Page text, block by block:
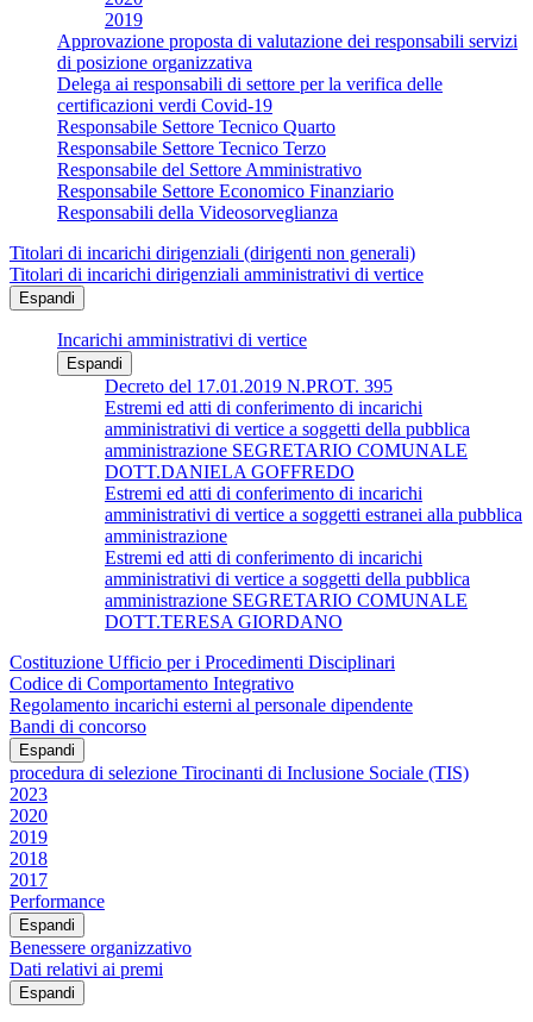
2019
Approvazione proposta di valutazione dei responsabili servizi
di posizione organizzativa
Delega ai responsabili di settore per la verifica delle
certificazioni verdi Covid-19
Responsabile Settore Tecnico Quarto
Responsabile Settore Tecnico Terzo
Responsabile del Settore Amministrativo
Responsabile Settore Economico Finanziario
Responsabili della Videosorveglianza
Titolari di incarichi dirigenziali (dirigenti non generali)
Titolari di incarichi dirigenziali amministrativi di vertice
Espandi
Incarichi amministrativi di vertice
Espandi
Decreto del 17.01.2019 N.PROT. 395
Estremi ed atti di conferimento di incarichi
amministrativi di vertice a soggetti della pubblica
amministrazione SEGRETARIO COMUNALE
DOTT.DANIELA GOFFREDO
Estremi ed atti di conferimento di incarichi
amministrativi di vertice a soggetti estranei alla pubblica
amministrazione
Estremi ed atti di conferimento di incarichi
amministrativi di vertice a soggetti della pubblica
amministrazione SEGRETARIO COMUNALE
DOTT.TERESA GIORDANO
Costituzione Ufficio per i Procedimenti Disciplinari
Codice di Comportamento Integrativo
Regolamento incarichi esterni al personale dipendente
Bandi di concorso
Espandi
procedura di selezione Tirocinanti di Inclusione Sociale (TIS)
2023
2020
2019
2018
2017
Performance
Espandi
Benessere organizzativo
Dati relativi ai premi
Espandi